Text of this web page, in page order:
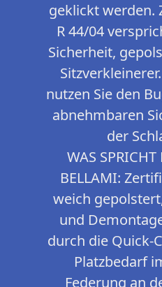
geklickt werden.
R 44/04
Sicherheit,
nutzen Sie den
abnehmbaren
der
WAS
BELLAMI:
weich
und
durch die Quick-
Platzbedarf
Federung an